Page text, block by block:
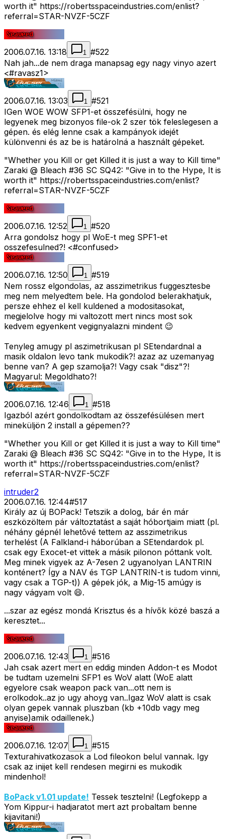
worth it" https://robertsspaceindustries.com/enlist?
referral=STAR-NVZF-5CZF
2006.07.16. 13:18 1 #522
Nah jah...de nem draga manapsag egy nagy vinyo azert
<#ravasz1>
2006.07.16. 13:03 1 #521
IGen WOE WOW SFP1-et összefésülni, hogy ne
legyenek meg bizonyos file-ok 2 szer tök feleslegesen a
gépen. és elég lenne csak a kampányok idejét
különvenni és az be is határolná a használt gépeket.
"Whether you Kill or get Killed it is just a way to Kill time"
Zaraki @ Bleach #36 SC SQ42: "Give in to the Hype, It is
worth it" https://robertsspaceindustries.com/enlist?
referral=STAR-NVZF-5CZF
2006.07.16. 12:52 1 #520
Arra gondolsz hogy pl WoE-t meg SPF1-et
osszefesulned?! <#confused>
2006.07.16. 12:50 1 #519
Nem rossz elgondolas, az asszimetrikus fuggesztesbe
meg nem melyedtem bele. Ha gondolod belerakhatjuk,
persze ehhez el kell kuldened a modositasokat,
megjelolve hogy mi valtozott mert nincs most sok
kedvem egyenkent vegignyalazni mindent 😉
Tenyleg amugy pl aszimetrikusan pl SEtendardnal a
masik oldalon levo tank mukodik?! azaz az uzemanyag
benne van? A gep szamolja?! Vagy csak "disz"?!
Magyarul: Megoldhato?!
2006.07.16. 12:46 1 #518
Igazból azért gondolkodtam az összefésülésen mert
mineküljön 2 install a gépemen??
"Whether you Kill or get Killed it is just a way to Kill time"
Zaraki @ Bleach #36 SC SQ42: "Give in to the Hype, It is
worth it" https://robertsspaceindustries.com/enlist?
referral=STAR-NVZF-5CZF
intruder2
2006.07.16. 12:44#517
Király az új BOPack! Tetszik a dolog, bár én már
eszközöltem pár változtatást a saját hóbortjaim miatt (pl.
néhány gépnél lehetõvé tettem az asszimetrikus
terhelést (A Falkland-i háborúban a SEtendardok pl.
csak egy Exocet-et vittek a másik pilonon póttank volt.
Meg minek vigyek az A-7esen 2 ugyanolyan LANTRIN
konténert? Így a NAV és TGP LANTRIN-t is tudom vinni,
vagy csak a TGP-t)) A gépek jók, a Mig-15 amúgy is
nagy vágyam volt 😄.
...szar az egész mondá Krisztus és a hívők közé baszá a
keresztet...
2006.07.16. 12:43 1 #516
Jah csak azert mert en eddig minden Addon-t es Modot
be tudtam uzemelni SFP1 es WoV alatt (WoE alatt
egyelore csak weapon pack van...ott nem is
erolkodok..az jo ugy ahoyg van..Igaz WoV alatt is csak
olyan gepek vannak pluszban (kb +10db vagy meg
anyise)amik odaillenek.)
2006.07.16. 12:07 1 #515
Texturahivatkozasok a Lod fileokon belul vannak. Igy
csak az inijet kell rendesen megirni es mukodik
mindenhol!
BoPack v1.01 update! Tessek tesztelni! (Legfokepp a
Yom Kippur-i hadjaratot mert azt probaltam benne
kijavitani!)